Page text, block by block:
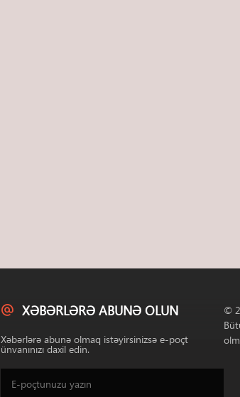
XƏBƏRLƏRƏ ABUNƏ OLUN
Xəbərlərə abunə olmaq istəyirsinizsə e-poçt
ünvanınızı daxil edin.
©